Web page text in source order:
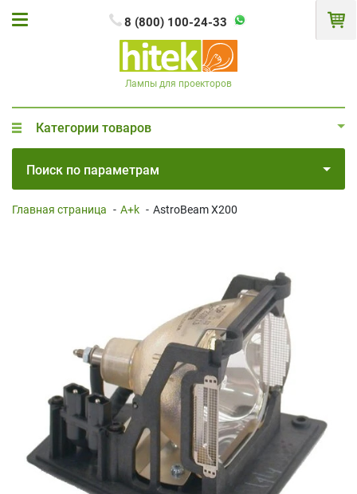
8 (800) 100-24-33
Лампы для проекторов
Категории товаров
Поиск по параметрам
Главная страница - A+k - AstroBeam X200